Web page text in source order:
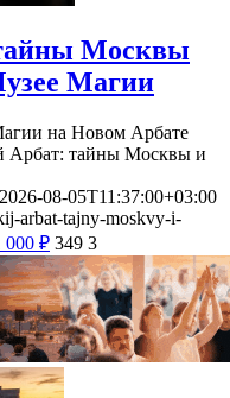
Москвы
Магии
на Новом Арбате
Арбат: тайны Москвы и
2026-08-05T11:37:00+03:00
arbat-tajny-moskvy-i-
000 ₽ 349 3